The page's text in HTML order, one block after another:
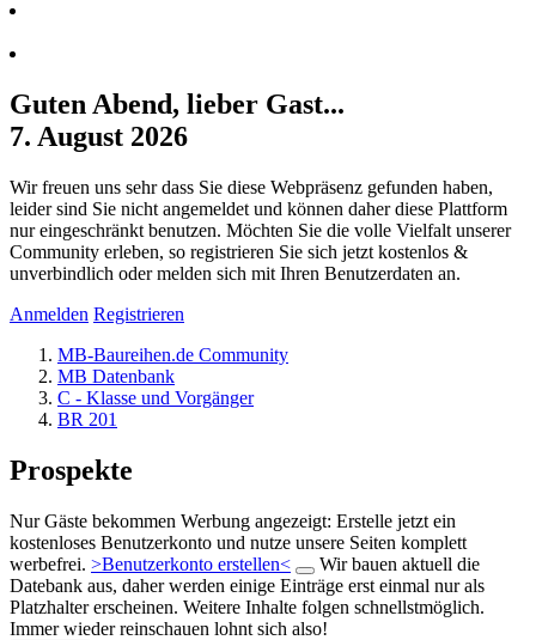
Guten Abend, lieber Gast...
7. August 2026
Wir freuen uns sehr dass Sie diese Webpräsenz gefunden haben,
leider sind Sie nicht angemeldet und können daher diese Plattform
nur eingeschränkt benutzen. Möchten Sie die volle Vielfalt unserer
Community erleben, so registrieren Sie sich jetzt kostenlos &
unverbindlich oder melden sich mit Ihren Benutzerdaten an.
Anmelden Registrieren
MB-Baureihen.de Community
MB Datenbank
C - Klasse und Vorgänger
BR 201
Prospekte
Nur Gäste bekommen Werbung angezeigt: Erstelle jetzt ein
kostenloses Benutzerkonto und nutze unsere Seiten komplett
werbefrei. >Benutzerkonto erstellen<
Wir bauen aktuell die
Datebank aus, daher werden einige Einträge erst einmal nur als
Platzhalter erscheinen. Weitere Inhalte folgen schnellstmöglich.
Immer wieder reinschauen lohnt sich also!